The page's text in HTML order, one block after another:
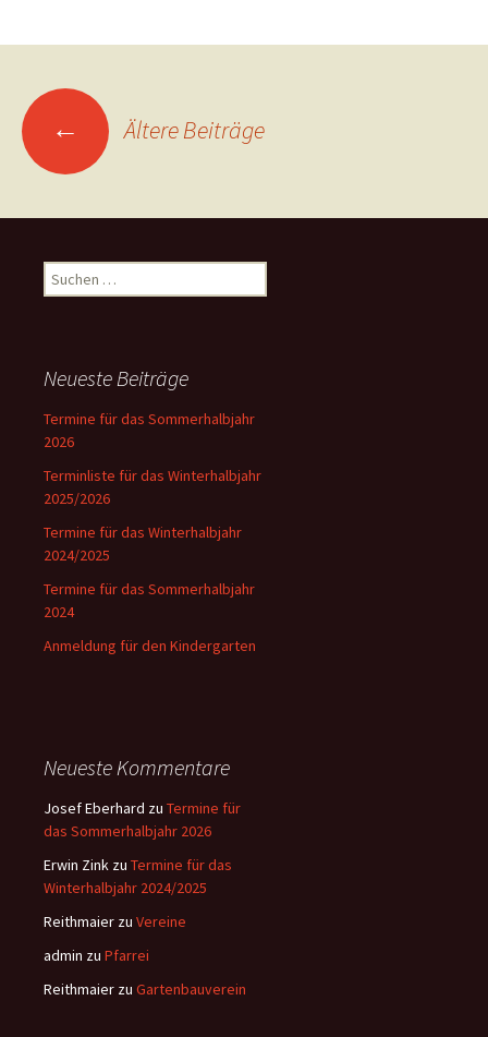
Beitragsnavigation
← Ältere Beiträge
Suchen
nach:
Neueste Beiträge
Termine für das Sommerhalbjahr
2026
Terminliste für das Winterhalbjahr
2025/2026
Termine für das Winterhalbjahr
2024/2025
Termine für das Sommerhalbjahr
2024
Anmeldung für den Kindergarten
Neueste Kommentare
Josef Eberhard zu Termine für
das Sommerhalbjahr 2026
Erwin Zink zu Termine für das
Winterhalbjahr 2024/2025
Reithmaier zu Vereine
admin zu Pfarrei
Reithmaier zu Gartenbauverein